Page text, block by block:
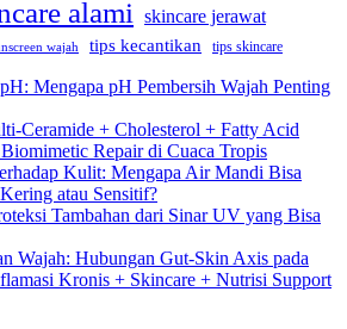
alami skincare jerawat
wajah tips kecantikan tips skincare
Mengapa pH Pembersih Wajah Penting
Ceramide + Cholesterol + Fatty Acid
Repair di Cuaca Tropis
Kulit: Mengapa Air Mandi Bisa
atau Sensitif?
Tambahan dari Sinar UV yang Bisa
Wajah: Hubungan Gut-Skin Axis pada
Kronis + Skincare + Nutrisi Support